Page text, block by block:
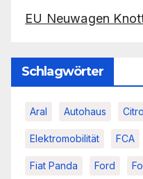
EU Neuwagen
Schlagwörter
Aral Autohaus
Elektromobilität FCA
Fiat Panda Ford